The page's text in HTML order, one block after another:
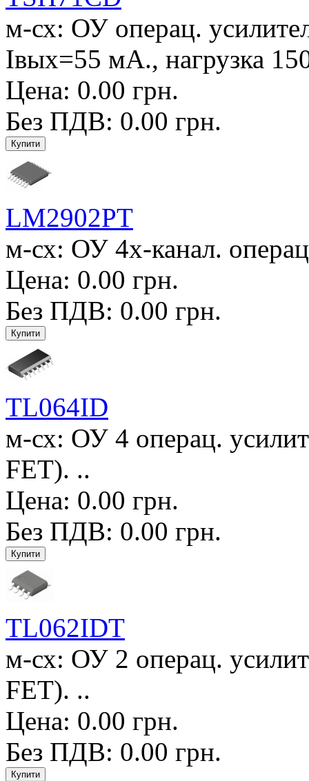
м-сх: ОУ операц.
Iвых=55 мА., нагрузка
Цена: 0.00 грн.
Без ПДВ: 0.00 грн.
LM2902PT
м-сх: ОУ 4х-канал.
Цена: 0.00 грн.
Без ПДВ: 0.00 грн.
TL064ID
м-сх: ОУ 4 операц.
FET). ..
Цена: 0.00 грн.
Без ПДВ: 0.00 грн.
TL062IDT
м-сх: ОУ 2 операц.
FET). ..
Цена: 0.00 грн.
Без ПДВ: 0.00 грн.